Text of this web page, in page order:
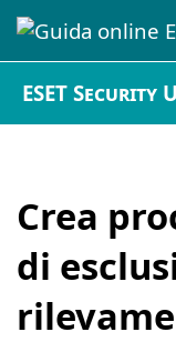
ESET Security
Crea
di